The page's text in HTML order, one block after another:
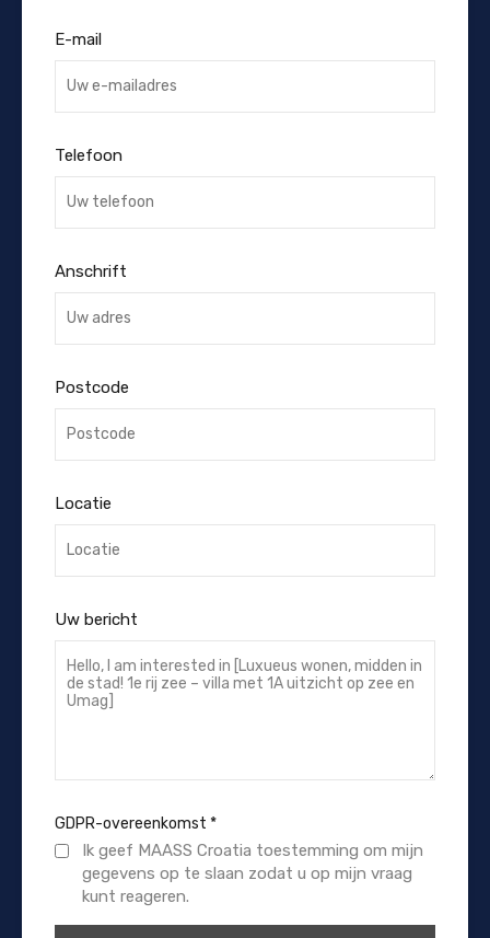
E-mail
Telefoon
Anschrift
Postcode
Locatie
Uw bericht
GDPR-overeenkomst *
Ik geef MAASS Croatia toestemming om mijn
gegevens op te slaan zodat u op mijn vraag
kunt reageren.